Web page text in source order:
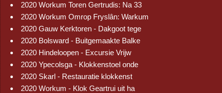
2020 Workum Toren Gertrudis: Na 33
2020 Workum Omrop Fryslân: Warkum
2020 Gauw Kerktoren - Dakgoot tege
2020 Bolsward - Buitgemaakte Balke
2020 Hindeloopen - Excursie Vrijw
2020 Ypecolsga - Klokkenstoel onde
2020 Skarl - Restauratie klokkenst
2020 Workum - Klok Geartrui uit ha